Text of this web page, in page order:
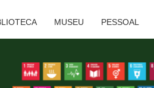
MUSEU PESSOAL